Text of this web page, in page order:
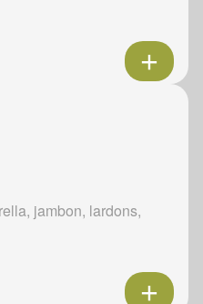
jambon, lardons,